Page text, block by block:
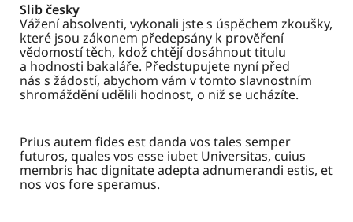
Slib česky
Vážení absolventi, vykonali jste s úspěchem zkoušky,
které jsou zákonem předepsány k prověření
vědomostí těch, kdož chtějí dosáhnout titulu
a hodnosti bakaláře. Předstupujete nyní před
nás s žádostí, abychom vám v tomto slavnostním
shromáždění udělili hodnost, o niž se ucházíte.
Prius autem fides est danda vos tales semper
futuros, quales vos esse iubet Universitas, cuius
membris hac dignitate adepta adnumerandi estis, et
nos vos fore speramus.